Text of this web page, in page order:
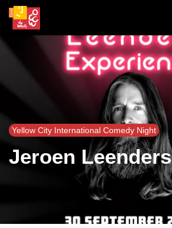
Yellow City International Comedy Night
Jeroen Leenders